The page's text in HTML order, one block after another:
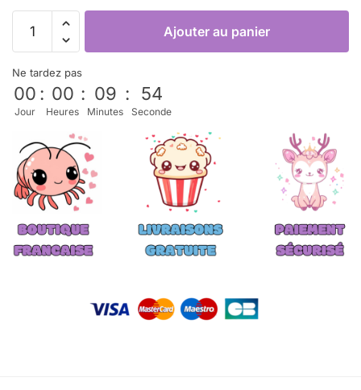
Ajouter au panier
Ne tardez pas
00
Jour
: 00
Heures
: 09
Minutes
: 54
Seconde